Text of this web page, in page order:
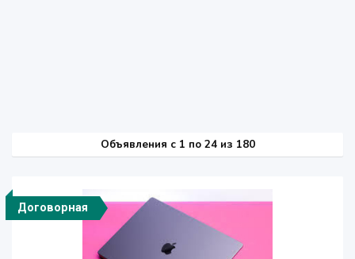
Объявления c 1 по 24 из 180
Договорная